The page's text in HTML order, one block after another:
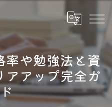
率や勉強法と資
アアップ完全ガ